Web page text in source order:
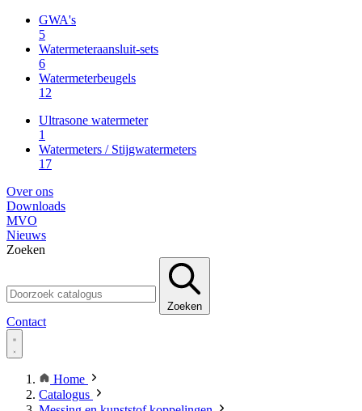
GWA's
5
Watermeteraansluit-sets
6
Watermeterbeugels
12
Ultrasone watermeter
1
Watermeters / Stijgwatermeters
17
Over ons
Downloads
MVO
Nieuws
Zoeken
Zoeken
Contact
Home
Catalogus